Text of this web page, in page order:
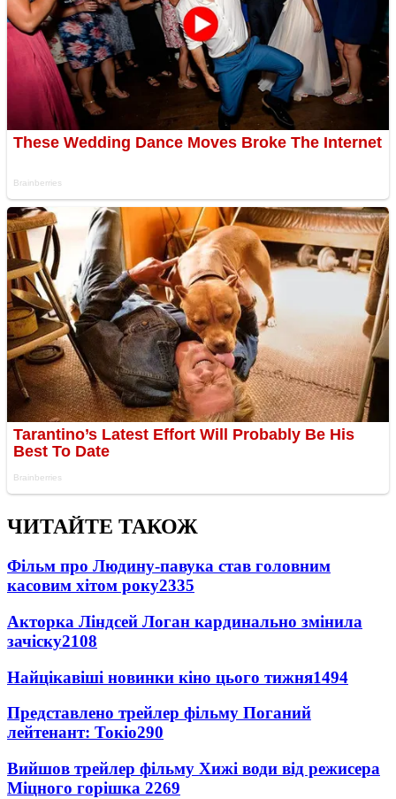
ЧИТАЙТЕ ТАКОЖ
Фільм про Людину-павука став головним
касовим хітом року2335
Акторка Ліндсей Логан кардинально змінила
зачіску2108
Найцікавіші новинки кіно цього тижня1494
Представлено трейлер фільму Поганий
лейтенант: Токіо290
Вийшов трейлер фільму Хижі води від режисера
Міцного горішка 2269